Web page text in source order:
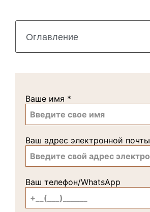
Оглавление
Ваше имя *
Ваш адрес электронной почты
Ваш телефон/WhatsApp